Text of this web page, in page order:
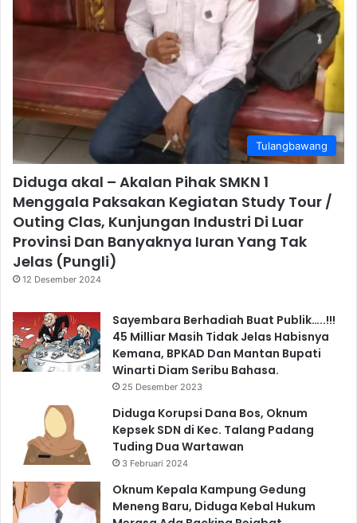
Tulangbawang
Diduga akal – Akalan Pihak SMKN 1
Menggala Paksakan Kegiatan Study Tour /
Outing Clas, Kunjungan Industri Di Luar
Provinsi Dan Banyaknya Iuran Yang Tak
Jelas (Pungli)
12 Desember 2024
Sayembara Berhadiah Buat Publik…..!!!
45 Milliar Masih Tidak Jelas Habisnya
Kemana, BPKAD Dan Mantan Bupati
Winarti Diam Seribu Bahasa.
25 Desember 2023
Diduga Korupsi Dana Bos, Oknum
Kepsek SDN di Kec. Talang Padang
Tuding Dua Wartawan
3 Februari 2024
Oknum Kepala Kampung Gedung
Meneng Baru, Diduga Kebal Hukum